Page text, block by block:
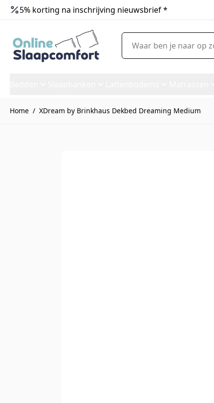
5% korting na inschrijving nieuwsbrief *
Waar ben je naar op zoek?
Home / XDream by Brinkhaus Dekbed Dreaming Medium